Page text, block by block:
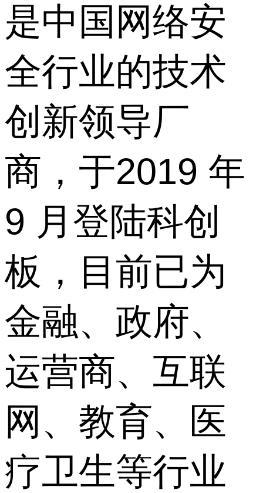
是中国网络安
全行业的技术
创新领导厂
商，于2019 年
9 月登陆科创
板，目前已为
金融、政府、
运营商、互联
网、教育、医
疗卫生等行业